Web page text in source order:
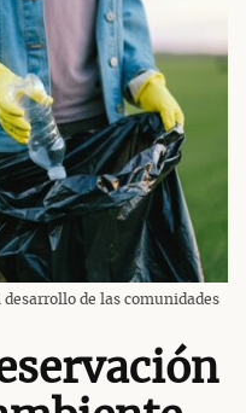
de las comunidades